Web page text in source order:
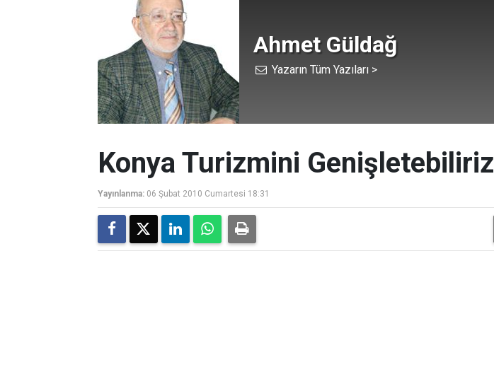
Ahmet Güldağ
Yazarın Tüm Yazıları >
Konya Turizmini Genişletebiliriz
Yayınlanma: 06 Şubat 2010 Cumartesi 18:31